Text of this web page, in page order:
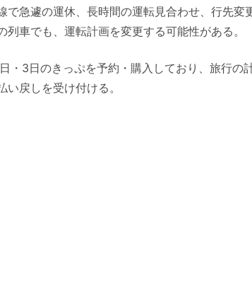
で急遽の運休、長時間の運転見合わせ、行先変
列車でも、運転計画を変更する可能性がある。
・3日のきっぷを予約・購入しており、旅行の
い戻しを受け付ける。